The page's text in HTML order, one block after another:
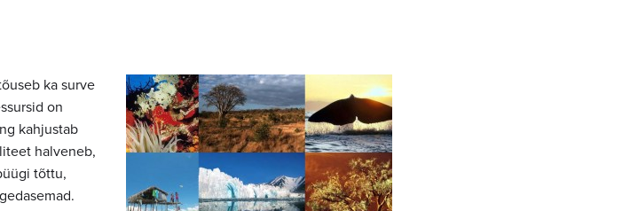
ka surve
on
kahjustab
halveneb,
tõttu,